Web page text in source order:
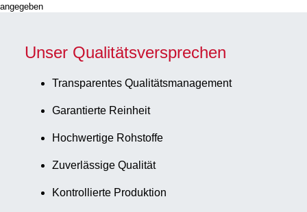
angegeben
Unser Qualitätsversprechen
Transparentes Qualitätsmanagement
Garantierte Reinheit
Hochwertige Rohstoffe
Zuverlässige Qualität
Kontrollierte Produktion